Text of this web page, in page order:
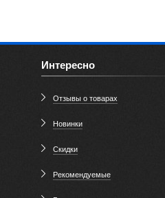
Интересно
Отзывы о товарах
Новинки
Скидки
Рекомендуемые